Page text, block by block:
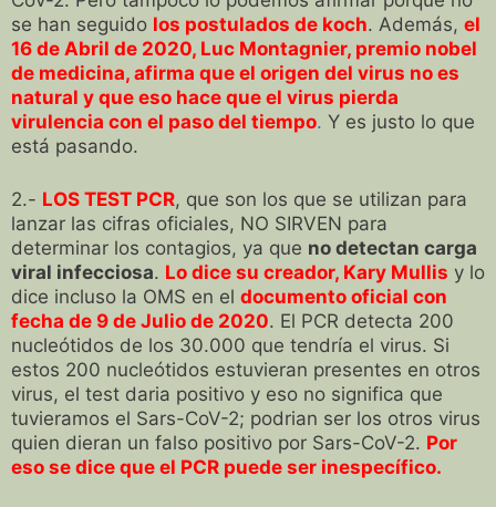
se han seguido los postulados de koch. Además, el
16 de Abril de 2020, Luc Montagnier, premio nobel
de medicina, afirma que el origen del virus no es
natural y que eso hace que el virus pierda
virulencia con el paso del tiempo. Y es justo lo que
está pasando.
2.- LOS TEST PCR, que son los que se utilizan para
lanzar las cifras oficiales, NO SIRVEN para
determinar los contagios, ya que no detectan carga
viral infecciosa. Lo dice su creador, Kary Mullis y lo
dice incluso la OMS en el documento oficial con
fecha de 9 de Julio de 2020. El PCR detecta 200
nucleótidos de los 30.000 que tendría el virus. Si
estos 200 nucleótidos estuvieran presentes en otros
virus, el test daria positivo y eso no significa que
tuvieramos el Sars-CoV-2; podrian ser los otros virus
quien dieran un falso positivo por Sars-CoV-2. Por
eso se dice que el PCR puede ser inespecífico.